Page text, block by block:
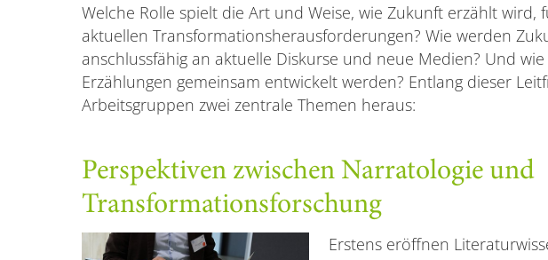
Welche Rolle spielt die Art und Weise, wie Zukunft erzählt wird,
aktuellen Transformationsherausforderungen? Wie werden
anschlussfähig an aktuelle Diskurse und neue Medien? Und
Erzählungen gemeinsam entwickelt werden? Entlang dieser
Arbeitsgruppen zwei zentrale Themen heraus:
Perspektiven zwischen Narratologie und
Transformationsforschung
Erstens eröffnen